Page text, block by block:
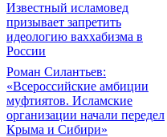
Известный исламовед
призывает запретить
идеологию ваххабизма в
России
Роман Силантьев:
«Всероссийские амбиции
муфтиятов. Исламские
организации начали передел
Крыма и Сибири»